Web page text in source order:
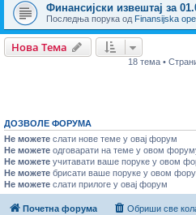
Финансијски извештај за
Последња порука од Finansijska
Нова Тема
18 тема •
ДОЗВОЛЕ ФОРУМА
Не можете слати нове теме у овај форум
Не можете одговарати на теме у овом
Не можете учитавати ваше поруке у овом
Не можете брисати ваше поруке у овом
Не можете слати прилоге у овај форум
Почетна форума Обриши све